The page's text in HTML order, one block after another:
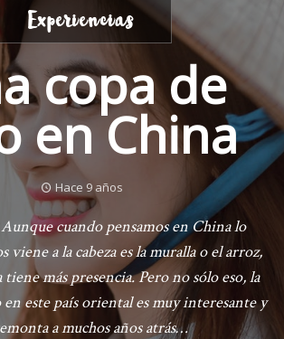
Experiencias
copa de
en China
Hace 9 años
Aunque cuando pensamos en China lo
viene a la cabeza es la muralla o el arroz,
más presencia. Pero no sólo eso, la
este país oriental es muy interesante y
a muchos años atrás…